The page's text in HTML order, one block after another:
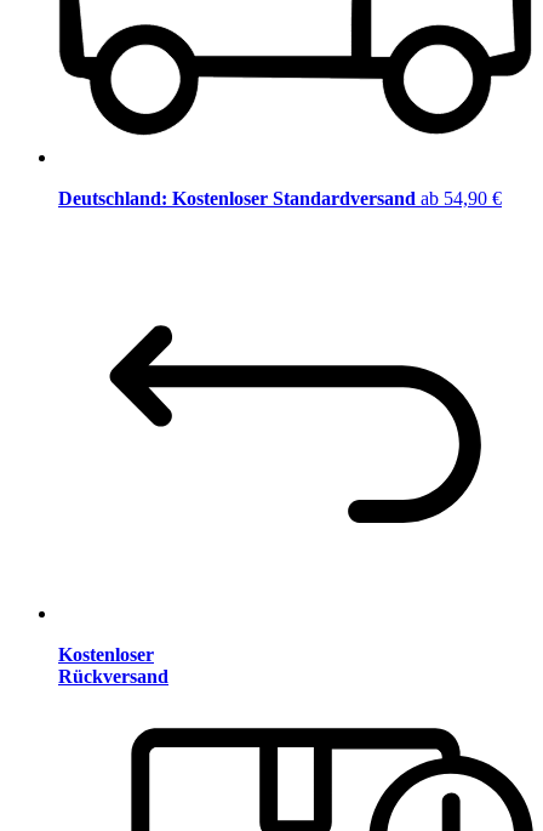
Deutschland: Kostenloser Standardversand ab 54,90 €
Kostenloser
Rückversand